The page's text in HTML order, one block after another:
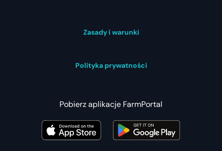
Zasady i warunki
Polityka prywatności
Pobierz aplikacje FarmPortal